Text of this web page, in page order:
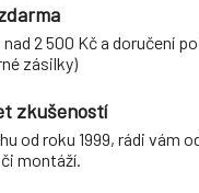
I (typ
87)
2 500 Kč a doručení
zásilky)
zkušeností
od roku 1999, rádi vám
montáží.